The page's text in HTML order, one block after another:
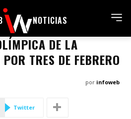
NOTICIAS
DE LA
TRES DE FEBRERO
por infoweb
Twitter